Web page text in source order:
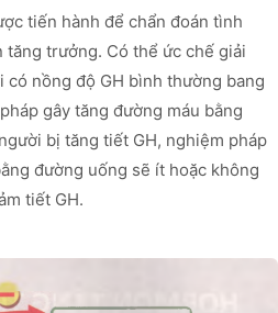
tiến hành để chẩn đoán tình
trưởng. Có thể ức chế giải
có nồng độ GH bình thường bang
gây tăng đường máu bằng
bị tăng tiết GH, nghiệm pháp
đường uống sẽ ít hoặc không
tiết GH.